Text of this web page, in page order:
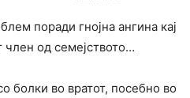
поради гнојна ангина кај
член од семејството…
болки во вратот, посебно во